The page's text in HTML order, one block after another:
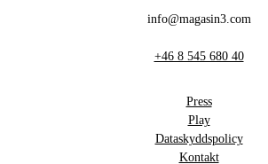
info@magasin3.com
+46 8 545 680 40
Press
Play
Dataskyddspolicy
Kontakt